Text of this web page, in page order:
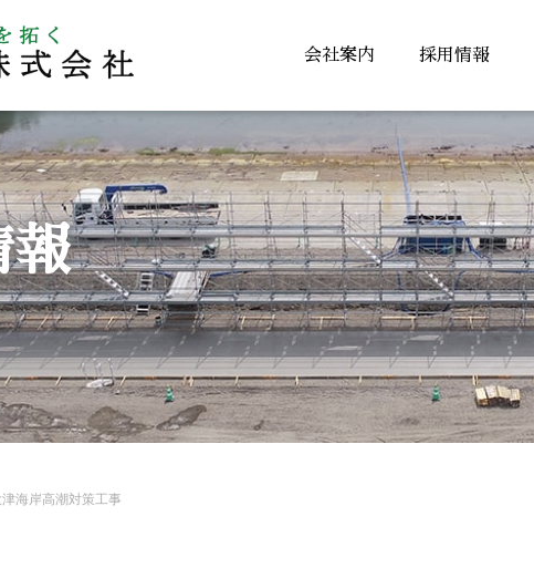
会社案内 採用情報
報
津海岸高潮対策工事